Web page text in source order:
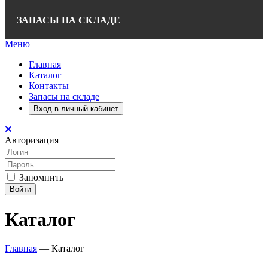
ЗАПАСЫ НА СКЛАДЕ
Меню
Главная
Каталог
Контакты
Запасы на складе
Вход в личный кабинет
Авторизация
Запомнить
Войти
Каталог
Главная — Каталог